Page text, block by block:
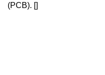
(PCB). []